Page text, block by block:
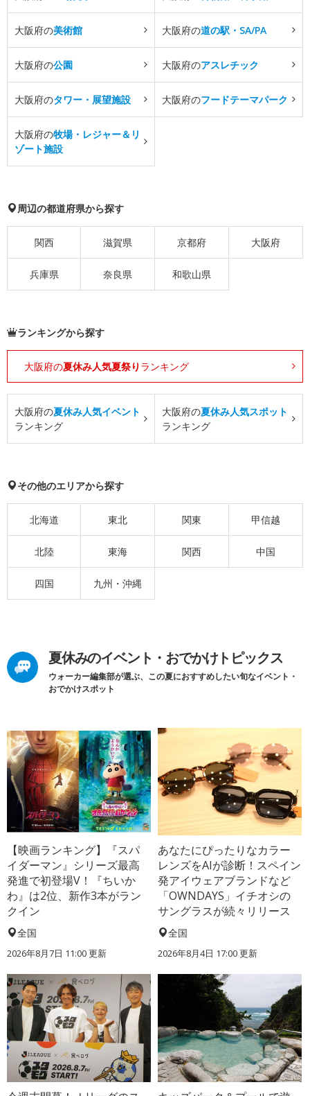
大阪府の美術館 大阪府の道の駅・SA/PA
大阪府の公園 大阪府のアスレチック
大阪府のタワー・展望施設 大阪府のフードテーマパーク
大阪府の牧場・レジャー＆リ
ゾート施設
周辺の都道府県から探す
関西 滋賀県 京都府 大阪府
兵庫県 奈良県 和歌山県
ランキングから探す
大阪府の夏休み人気夏祭り ランキング
大阪府の夏休み人気イベント
ランキング
大阪府の夏休み人気スポット
ランキング
その他のエリアから探す
北海道 東北 関東 甲信越
北陸 東海 関西 中国
四国 九州・沖縄
夏休みのイベント・おでかけトピックス
ウォーカー編集部が選ぶ、この夏におすすめしたい旬なイベント・
おでかけスポット
【映画ランキング】『スパ
イダーマン』シリーズ最高
発進で初登場V！『ちいか
わ』は2位、新作3本がラン
クイン
全国
2026年8月7日 11:00更新
あなたにぴったりなカラー
レンズをAIが診断！スペイン
発アイウェアブランドなど
「OWNDAYS」イチオシの
サングラスが続々リリース
全国
2026年8月4日 17:00更新